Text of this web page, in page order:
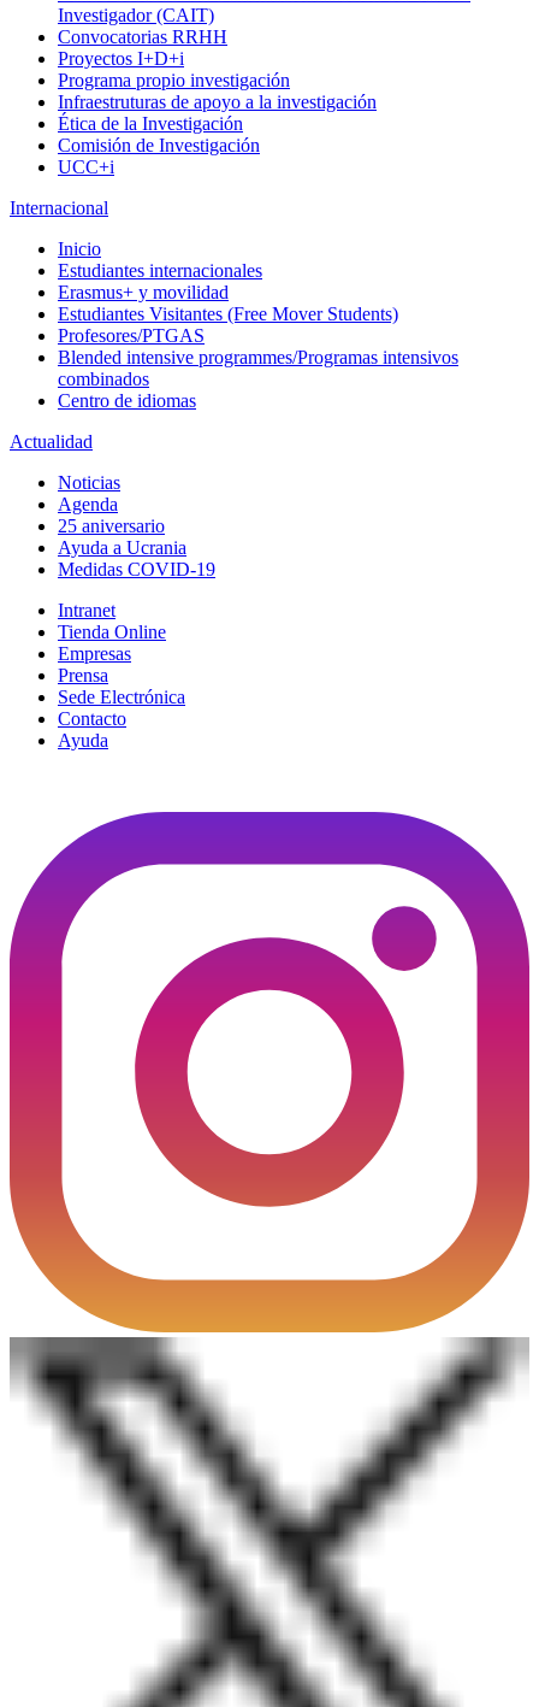
Investigador (CAIT)
Convocatorias RRHH
Proyectos I+D+i
Programa propio investigación
Infraestruturas de apoyo a la investigación
Ética de la Investigación
Comisión de Investigación
UCC+i
Internacional
Inicio
Estudiantes internacionales
Erasmus+ y movilidad
Estudiantes Visitantes (Free Mover Students)
Profesores/PTGAS
Blended intensive programmes/Programas intensivos
combinados
Centro de idiomas
Actualidad
Noticias
Agenda
25 aniversario
Ayuda a Ucrania
Medidas COVID-19
Intranet
Tienda Online
Empresas
Prensa
Sede Electrónica
Contacto
Ayuda